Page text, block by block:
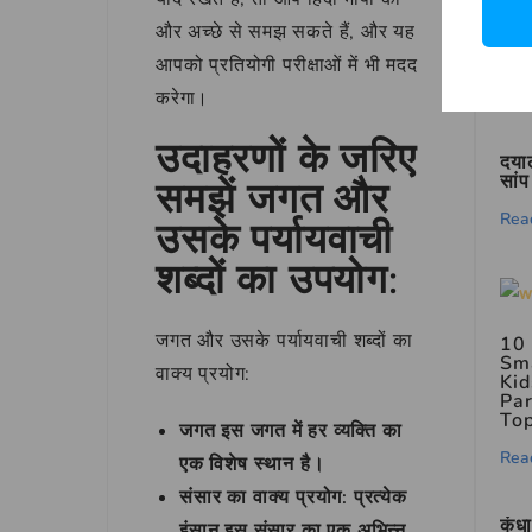
और अच्छे से समझ सकते हैं, और यह
आपको प्रतियोगी परीक्षाओं में भी मदद
करेगा।
उदाहरणों के जरिए
समझें जगत और
उसके पर्यायवाची
शब्दों का उपयोग:
जगत और उसके पर्यायवाची शब्दों का
वाक्य प्रयोग:
जगतइस जगत में हर व्यक्ति का
एक विशेष स्थान है।
संसारका वाक्य प्रयोग: प्रत्येक
10